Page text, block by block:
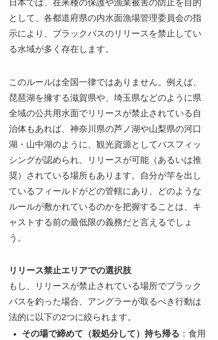
日本では、在来種の保護や漁業被害の防止を目的
として、各都道府県の内水面漁場管理委員会の指
示により、ブラックバスのリリースを禁止してい
る水域が多く存在します。
このルールは全国一律ではありません。例えば、
琵琶湖を擁する滋賀県や、埼玉県などのように県
全域の公共用水面でリリースが禁止されている自
治体もあれば、神奈川県の芦ノ湖や山梨県の河口
湖・山中湖のように、観光資源としてバスフィッ
シングが認められ、リリースが可能（あるいは推
奨）されている場所もあります。自分が竿を出し
ているフィールドがどの管轄にあり、どのような
ルールが敷かれているのかを把握することは、キ
ャストする前の最低限の義務だと言えるでしょ
う。
リリース禁止エリアでの選択肢
もし、リリースが禁止されている場所でブラック
バスを釣った場合、アングラーが取るべき行動は
法的に以下の2つに絞られます。
その場で締めて（殺処分して）持ち帰る ：食用